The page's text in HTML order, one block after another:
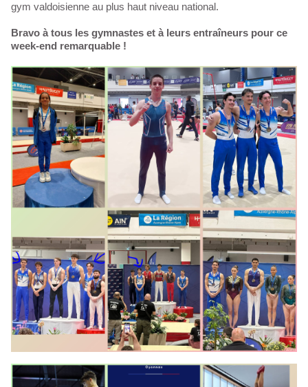
gym valdoisienne au plus haut niveau national.
Bravo à tous les gymnastes et à leurs entraîneurs pour ce
week-end remarquable !